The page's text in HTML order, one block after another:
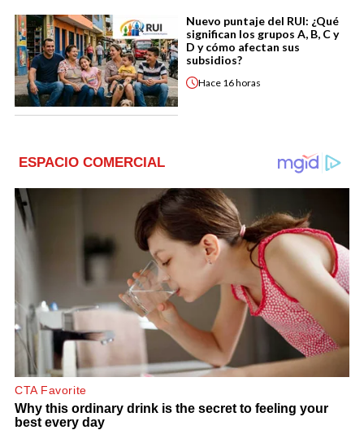
Nuevo puntaje del RUI: ¿Qué
significan los grupos A, B, C y
D y cómo afectan sus
subsidios?
Hace 16 horas